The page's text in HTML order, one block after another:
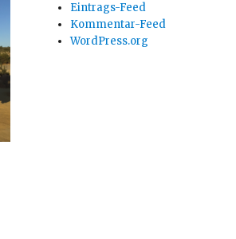
Eintrags-Feed
Kommentar-Feed
WordPress.org